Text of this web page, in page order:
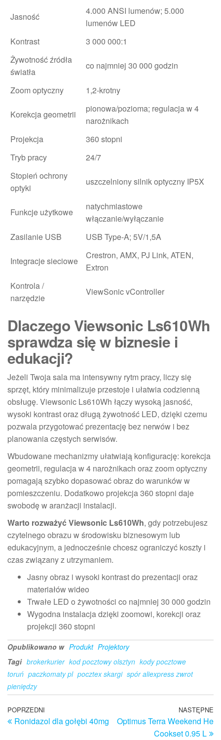
Jasność
4.000 ANSI lumenów; 5.000
lumenów LED
Kontrast
3 000 000:1
Żywotność źródła
światła
co najmniej 30 000 godzin
Zoom optyczny 1,2-krotny
Korekcja geometrii
pionowa/pozioma; regulacja w 4
narożnikach
Projekcja
360 stopni
Tryb pracy
24/7
Stopień ochrony
optyki
uszczelniony silnik optyczny IP5X
Funkcje użytkowe
natychmiastowe
włączanie/wyłączanie
Zasilanie USB
USB Type-A; 5V/1,5A
Integracje sieciowe
Crestron, AMX, PJ Link, ATEN,
Extron
Kontrola /
narzędzie
ViewSonic vController
Dlaczego Viewsonic Ls610Wh
sprawdza się w biznesie i
edukacji?
Jeżeli Twoja sala ma intensywny rytm pracy, liczy się
sprzęt, który minimalizuje przestoje i ułatwia codzienną
obsługę. Viewsonic Ls610Wh łączy wysoką jasność,
wysoki kontrast oraz długą żywotność LED, dzięki czemu
pozwala przygotować prezentację bez nerwów i bez
planowania częstych serwisów.
Wbudowane mechanizmy ułatwiają konfigurację: korekcja
geometrii, regulacja w 4 narożnikach oraz zoom optyczny
pomagają szybko dopasować obraz do warunków w
pomieszczeniu. Dodatkowo projekcja 360 stopni daje
swobodę w aranżacji instalacji.
Warto rozważyć Viewsonic Ls610Wh, gdy potrzebujesz
czytelnego obrazu w środowisku biznesowym lub
edukacyjnym, a jednocześnie chcesz ograniczyć koszty i
czas związany z utrzymaniem.
Jasny obraz i wysoki kontrast do prezentacji oraz
materiałów wideo
Trwałe LED o żywotności co najmniej 30 000 godzin
Wygodna instalacja dzięki zoomowi, korekcji oraz
projekcji 360 stopni
Opublikowano w Produkt Projektory
Tagi brokerkurier kod pocztowy olsztyn kody pocztowe
toruń paczkomaty pl pocztex skargi spór aliexpress zwrot
pieniędzy
Nawigacja
wpisu
Poprzedni
wpis
POPRZEDNI
Ronidazol dla gołębi 40mg
NASTĘPNE
Optimus Terra Weekend He
Cookset 0.95 L